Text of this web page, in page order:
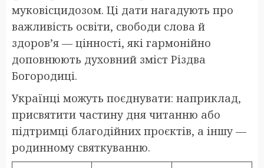
муковісцидозом. Ці дати нагадують про
важливість освіти, свободи слова й
здоров’я — цінності, які гармонійно
доповнюють духовний зміст Різдва
Богородиці.
Українці можуть поєднувати: наприклад,
присвятити частину дня читанню або
підтримці благодійних проєктів, а іншу —
родинному святкуванню.